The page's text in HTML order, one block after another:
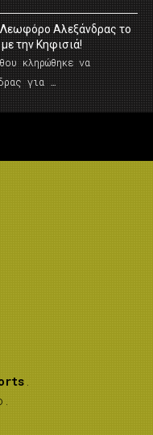
Αλεξάνδρας το
την Κηφισιά!
κληρώθηκε να
για …
.
.